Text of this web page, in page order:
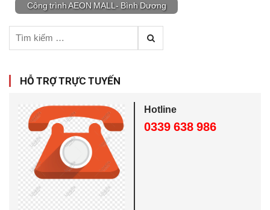
Công trình AEON MALL- Bình Dương
ì
k
HỖ TRỢ TRỰC TUYẾN
Hotline
0339 638 986